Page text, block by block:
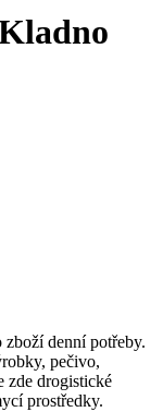
denní potřeby.
pečivo,
zde drogistické
prostředky.